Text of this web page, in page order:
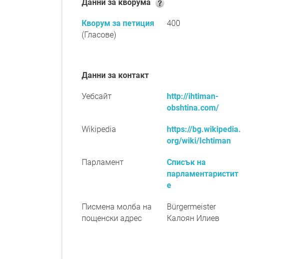
Данни за кворума
Кворум за петиция
(Гласове)
400
Данни за контакт
Уебсайт
http://ihtiman-
obshtina.com/
Wikipedia
https://bg.wikipedia.
org/wiki/Ichtiman
Парламент
Списък на
парламентаристит
е
Писмена молба на
пощенски адрес
Bürgermeister
Калоян Илиев